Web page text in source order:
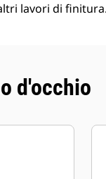
lavori di
d'occhio